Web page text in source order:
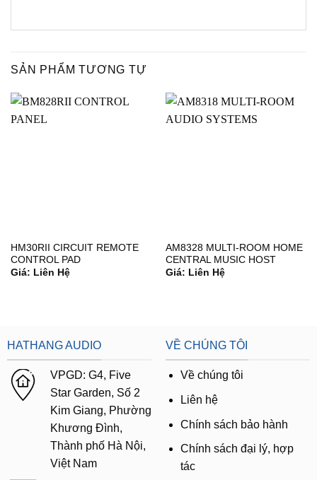
SẢN PHẨM TƯƠNG TỰ
HM30RII CIRCUIT REMOTE
CONTROL PAD
Giá: Liên Hệ
AM8328 MULTI-ROOM HOME
CENTRAL MUSIC HOST
Giá: Liên Hệ
HATHANG AUDIO
VPGD: G4, Five
Star Garden, Số 2
Kim Giang, Phường
Khương Đình,
Thành phố Hà Nội,
Việt Nam
VỀ CHÚNG TÔI
Về chúng tôi
Liên hệ
Chính sách bảo hành
Chính sách đại lý, hợp
tác